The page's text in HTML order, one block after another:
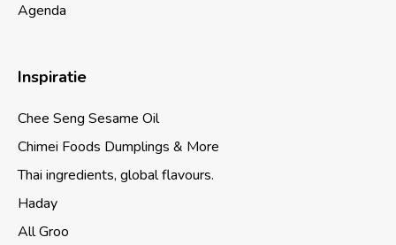
Agenda
Inspiratie
Chee Seng Sesame Oil
Chimei Foods Dumplings & More
Thai ingredients, global flavours.
Haday
All Groo